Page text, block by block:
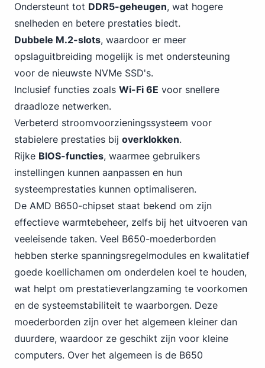
Ondersteunt tot DDR5-geheugen, wat hogere
snelheden en betere prestaties biedt.
Dubbele M.2-slots, waardoor er meer
opslaguitbreiding mogelijk is met ondersteuning
voor de nieuwste NVMe SSD's.
Inclusief functies zoals Wi-Fi 6E voor snellere
draadloze netwerken.
Verbeterd stroomvoorzieningssysteem voor
stabielere prestaties bij overklokken.
Rijke BIOS-functies, waarmee gebruikers
instellingen kunnen aanpassen en hun
systeemprestaties kunnen optimaliseren.
De AMD B650-chipset staat bekend om zijn
effectieve warmtebeheer, zelfs bij het uitvoeren van
veeleisende taken. Veel B650-moederborden
hebben sterke spanningsregelmodules en kwalitatief
goede koellichamen om onderdelen koel te houden,
wat helpt om prestatieverlangzaming te voorkomen
en de systeemstabiliteit te waarborgen. Deze
moederborden zijn over het algemeen kleiner dan
duurdere, waardoor ze geschikt zijn voor kleine
computers. Over het algemeen is de B650